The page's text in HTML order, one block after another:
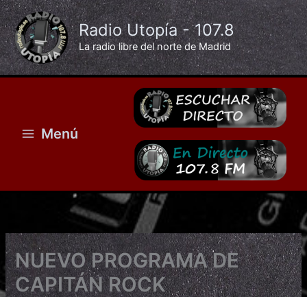
Ir
al
contenido
Radio Utopía - 107.8
La radio libre del norte de Madrid
Menú
NUEVO PROGRAMA DE
CAPITÁN ROCK